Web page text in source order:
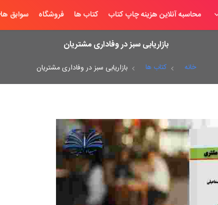
محاسبه آنلاین هزینه چاپ کتاب کتاب ها فروشگاه سوابق ها
بازاریابی سبز در وفاداری مشتریان
خانه کتاب ها بازاریابی سبز در وفاداری مشتریان